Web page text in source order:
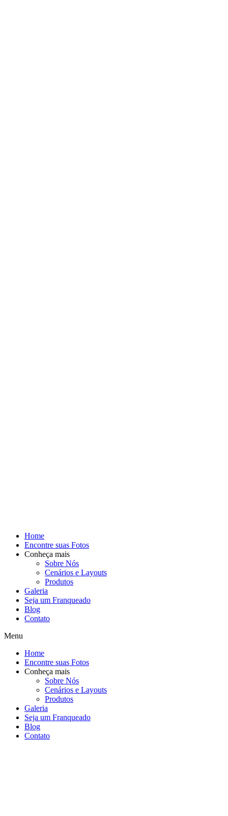
Home
Encontre suas Fotos
Conheça mais
Sobre Nós
Cenários e Layouts
Produtos
Galeria
Seja um Franqueado
Blog
Contato
Menu
Home
Encontre suas Fotos
Conheça mais
Sobre Nós
Cenários e Layouts
Produtos
Galeria
Seja um Franqueado
Blog
Contato